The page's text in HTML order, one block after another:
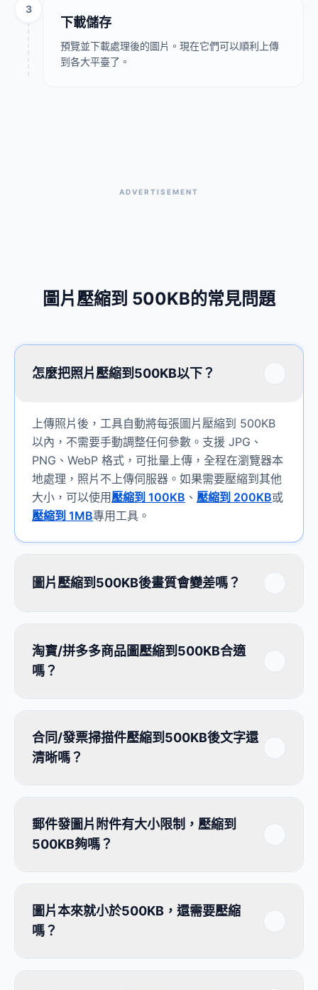
3
下載儲存
預覽並下載處理後的圖片。現在它們可以順利上傳
到各大平臺了。
ADVERTISEMENT
圖片壓縮到 500KB的常見問題
怎麼把照片壓縮到500KB以下？
上傳照片後，工具自動將每張圖片壓縮到 500KB
以內，不需要手動調整任何參數。支援 JPG、
PNG、WebP 格式，可批量上傳，全程在瀏覽器本
地處理，照片不上傳伺服器。如果需要壓縮到其他
大小，可以使用壓縮到 100KB 、 壓縮到 200KB或
壓縮到 1MB專用工具。
圖片壓縮到500KB後畫質會變差嗎？
淘寶/拼多多商品圖壓縮到500KB合適
嗎？
合同/發票掃描件壓縮到500KB後文字還
清晰嗎？
郵件發圖片附件有大小限制，壓縮到
500KB夠嗎？
圖片本來就小於500KB，還需要壓縮
嗎？